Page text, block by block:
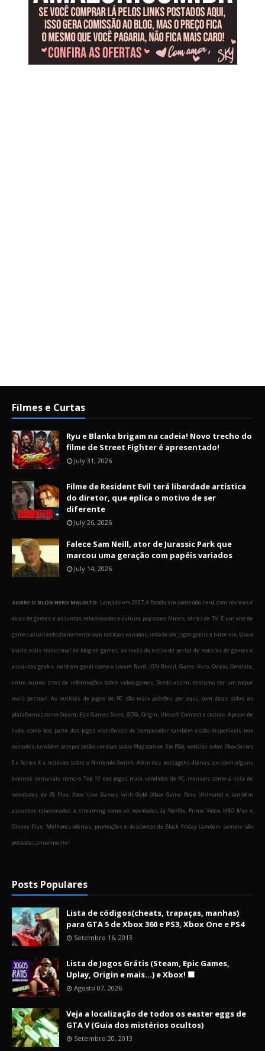
Filmes e Curtas
Ryu e Blanka brigam na cadeia! Novo trecho do
filme de Street Fighter é apresentado!
July 31, 2026
Filme de Resident Evil terá liberdade artística
do diretor, que eplica o motivo de ser
diferente
July 26, 2026
Falece Sam Neill, ator de Jurassic Park que
marcou uma geração com papéis variados
July 14, 2026
SOBRE O BLOG NERD MALDITO: Lançado em 2007, é focado em conteúdo nerd, com reviews e
dicas de games e assuntos relacionados a cultura pop como filmes, séries de TV. É um site de
games atualizado diariamente com notícias variadas, indo desde jogos grátis a tutoriais. Usa o
estilo mais tradicional de blog de games, ao invés do estilo de portal de notícias de games e
assuntos geek e nerd em geral como o Jovem Nerd, IGN Brasil, Game Vicio, Ovicio, Omelete,
entre outros sites de informações sobre video games. Sendo assim, costuma ter um toque
mais pessoal. As notícias de jogos de PC são mais padrões por aqui, com dicas sobre as
plataformas como Steam, Epic Games Store, GOG, Origin, Ubisoft Connect e outras. Apesar de
tudo, como boa parte dos jogos eletrônicos de computador também estão disponíveis nos
consoles, também sempre terão notícias sobre Playstation 5 (e PS4), notícias sobre Xbox Series
S e Series X e notícias sobre a Nintendo Switch. Além das postagens diárias, existem alguns
eventos semanais como o Top 10 dos jogos mais vendidos de PC, mensais como a lista de
novidades da PS Plus, Xbox Live Games with Gold (Xbox Game Pass Ultimate) e também
assuntos relacionados a streaming como as novidades da Netflix, Prime Video, HBO Max e
Disney Plus. Melhores ofertas, promoções e descontos da Black Friday também sempre são
postadas anualmente!
Posts Populares
Lista de códigos(cheats, trapaças, manhas)
para GTA 5 de Xbox 360 e PS3, Xbox One e PS4
Setembro 16, 2013
Lista de Jogos Grátis (Steam, Epic Games,
Uplay, Origin e mais...) e Xbox! 🟩
Agosto 07, 2026
Veja a localização de todos os easter eggs de
GTA V (Guia dos mistérios ocultos)
Setembro 20, 2013